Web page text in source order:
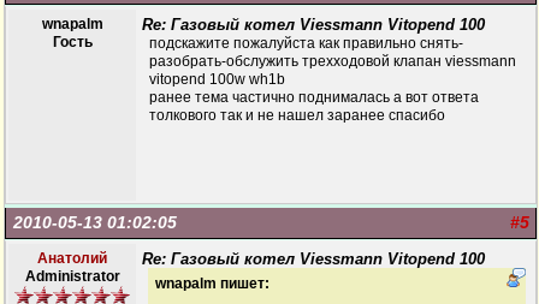
wnapalm
Гость
Re: Газовый котел Viessmann Vitopend 100
подскажите пожалуйста как правильно снять-
разобрать-обслужить трехходовой клапан viessmann
vitopend 100w wh1b
ранее тема частично поднималась а вот ответа
толкового так и не нашел заранее спасибо
#5
2010-05-13 01:02:05
Анатолий
Administrator
Re: Газовый котел Viessmann Vitopend 100
wnapalm пишет: